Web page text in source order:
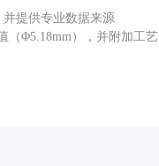
提供专业数据来源
（Φ5.18mm），并附加工艺